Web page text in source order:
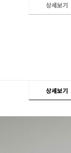
상세보기
상세보기